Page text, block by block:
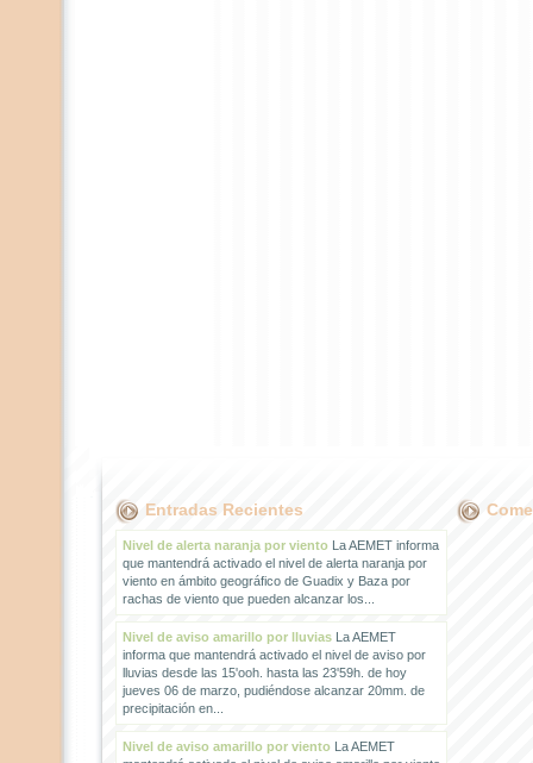
Entradas Recientes
Nivel de alerta naranja por vientoLa AEMET informa
que mantendrá activado el nivel de alerta naranja por
viento en ámbito geográfico de Guadix y Baza por
rachas de viento que pueden alcanzar los...
Nivel de aviso amarillo por lluviasLa AEMET
informa que mantendrá activado el nivel de aviso por
lluvias desde las 15'ooh. hasta las 23'59h. de hoy
jueves 06 de marzo, pudiéndose alcanzar 20mm. de
precipitación en...
Nivel de aviso amarillo por vientoLa AEMET